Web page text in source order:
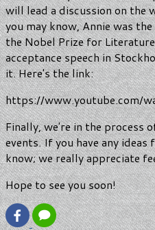
will lead a discussion on the
you may know, Annie was
the Nobel Prize for
acceptance speech in
it. Here's the link:
https://www.youtube.com/
Finally, we're in the process
events. If you have any ideas
know; we really appreciate
Hope to see you soon!